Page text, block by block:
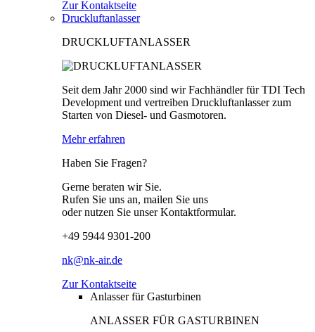
Zur Kontaktseite
Druckluftanlasser
DRUCKLUFTANLASSER
Seit dem Jahr 2000 sind wir Fachhändler für TDI Tech
Development und vertreiben Druckluftanlasser zum
Starten von Diesel- und Gasmotoren.
Mehr erfahren
Haben Sie Fragen?
Gerne beraten wir Sie.
Rufen Sie uns an, mailen Sie uns
oder nutzen Sie unser Kontaktformular.
+49 5944 9301-200
nk@nk-air.de
Zur Kontaktseite
Anlasser für Gasturbinen
ANLASSER FÜR GASTURBINEN